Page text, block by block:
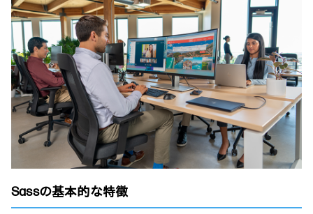
Sassの基本的な特徴